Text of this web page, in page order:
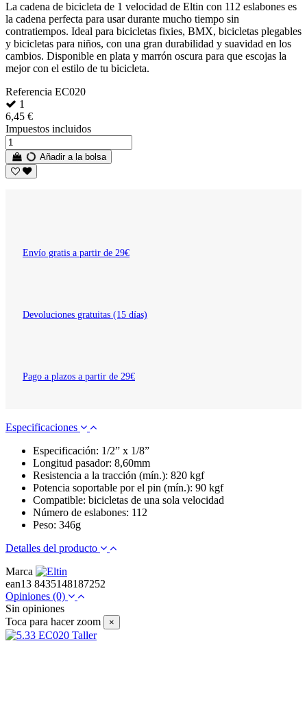
La cadena de bicicleta de 1 velocidad de Eltin con 112 eslabones es
la cadena perfecta para usar durante mucho tiempo sin
contratiempos. Ideal para bicicletas fixies, BMX, bicicletas plegables
y bicicletas para niños, con una gran durabilidad y suavidad en los
cambios. Disponible en plata y marrón oscura para que escojas la
mejor con el estilo de tu bicicleta.
Referencia EC020
1
6,45 €
Impuestos incluidos
Añadir a la bolsa
Envío gratis a partir de 29€
Devoluciones gratuitas (15 días)
Pago a plazos a partir de 29€
Especificaciones
Especificación: 1/2” x 1/8”
Longitud pasador: 8,60mm
Resistencia a la tracción (mín.): 820 kgf
Potencia soportable por el pin (mín.): 90 kgf
Compatible: bicicletas de una sola velocidad
Número de eslabones: 112
Peso: 346g
Detalles del producto
Marca
ean13 8435148187252
Opiniones (0)
Sin opiniones
Toca para hacer zoom
×